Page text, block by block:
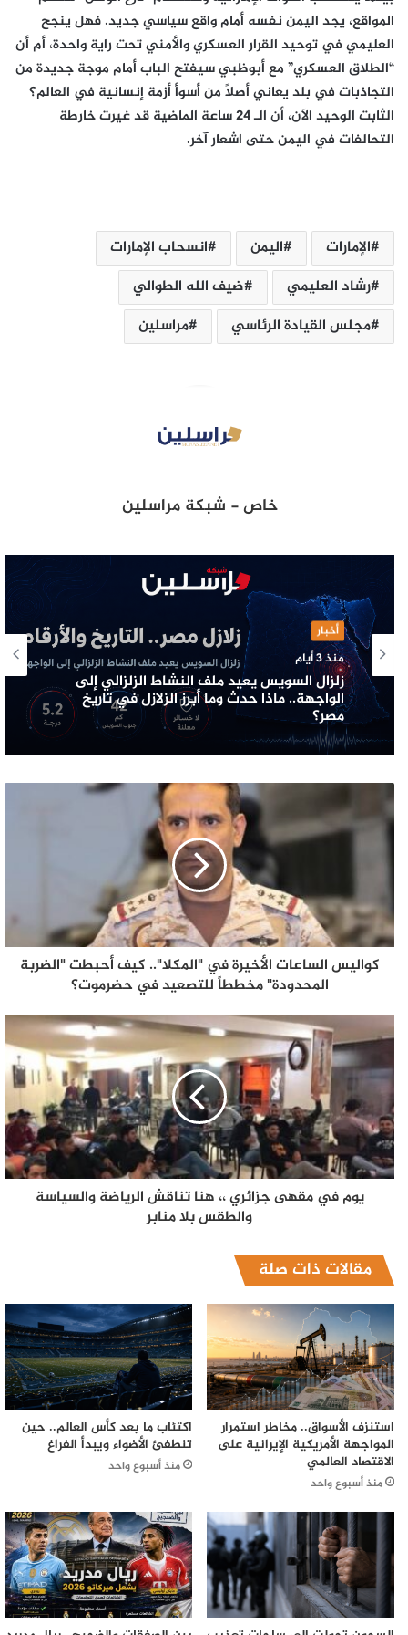
المواقع، يجد اليمن نفسه أمام واقع سياسي جديد. فهل ينجح
العليمي في توحيد القرار العسكري والأمني تحت راية واحدة، أم أن
“الطلاق العسكري” مع أبوظبي سيفتح الباب أمام موجة جديدة من
التجاذبات في بلد يعاني أصلاً من أسوأ أزمة إنسانية في العالم؟
الثابت الوحيد الآن، أن الـ 24 ساعة الماضية قد غيرت خارطة
التحالفات في اليمن حتى اشعار آخر.
الإمارات اليمن
انسحاب الإمارات
رشاد العليمي
ضيف الله الطوالي
مجلس القيادة الرئاسي
مراسلين
خاص - شبكة مراسلين
أخبار
منذ 3 أيام
زلزال السويس يعيد ملف النشاط الزلزالي إلى
الواجهة.. ماذا حدث وما أبرز الزلازل في تاريخ
مصر؟
كواليس الساعات الأخيرة في "المكلا".. كيف أحبطت "الضربة
المحدودة" مخططاً للتصعيد في حضرموت؟
يوم في مقهى جزائري ،، هنا تناقش الرياضة والسياسة
والطقس بلا منابر
مقالات ذات صلة
استنزف الأسواق.. مخاطر استمرار
المواجهة الأمريكية الإيرانية على
الاقتصاد العالمي
منذ أسبوع واحد
اكتئاب ما بعد كأس العالم.. حين
تنطفئ الأضواء ويبدأ الفراغ
منذ أسبوع واحد